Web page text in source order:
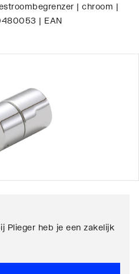
| chroom |
| EAN
Plieger heb je een zakelijk